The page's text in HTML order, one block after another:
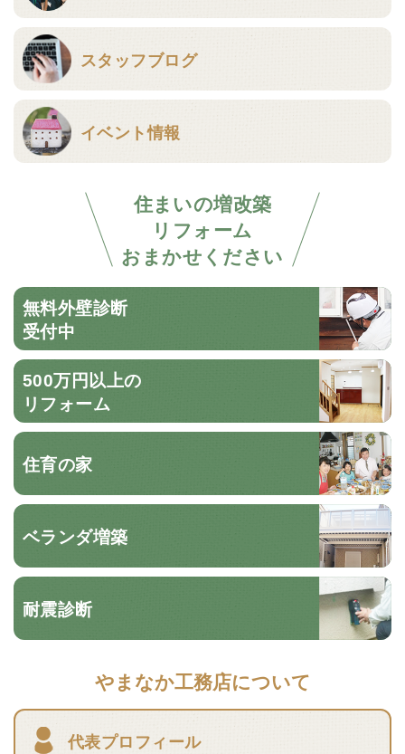
スタッフブログ
イベント情報
住まいの増改築
リフォーム
おまかせください
無料外壁診断
受付中
500万円以上の
リフォーム
住育の家
ベランダ増築
耐震診断
やまなか工務店について
代表プロフィール